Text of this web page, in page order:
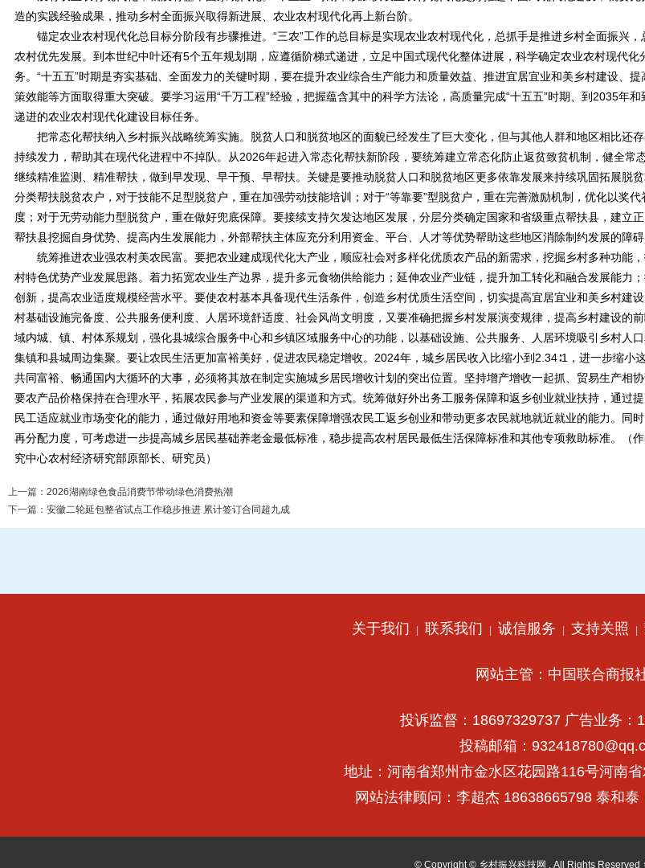
造的实践经验成果，推动乡村全面振兴取得新进展、农业农村现代化再上新台阶。
锚定农业农村现代化总目标分阶段有步骤推进。“三农”工作的总目标是实现农业农村现代化，总抓手是推进乡村全面振兴，
农村优先发展。到本世纪中叶还有5个五年规划期，应遵循阶梯式递进，立足中国式现代化整体进展，科学确定农业农村现代化
务。“十五五”时期是夯实基础、全面发力的关键时期，要在提升农业综合生产能力和质量效益、推进宜居宜业和美乡村建设、提
策效能等方面取得重大突破。要学习运用“千万工程”经验，把握蕴含其中的科学方法论，高质量完成“十五五”时期、到2035年
递进的农业农村现代化建设目标任务。
把常态化帮扶纳入乡村振兴战略统筹实施。脱贫人口和脱贫地区的面貌已经发生了巨大变化，但与其他人群和地区相比还
持续发力，帮助其在现代化进程中不掉队。从2026年起进入常态化帮扶新阶段，要统筹建立常态化防止返贫致贫机制，健全常
继续精准监测、精准帮扶，做到早发现、早干预、早帮扶。关键是要推动脱贫人口和脱贫地区更多依靠发展来持续巩固拓展脱
分类帮扶脱贫农户，对于技能不足型脱贫户，重在加强劳动技能培训；对于“等靠要”型脱贫户，重在完善激励机制，优化以奖代
度；对于无劳动能力型脱贫户，重在做好兜底保障。要接续支持欠发达地区发展，分层分类确定国家和省级重点帮扶县，建立
帮扶县挖掘自身优势、提高内生发展能力，外部帮扶主体应充分利用资金、平台、人才等优势帮助这些地区消除制约发展的障碍
统筹推进农业强农村美农民富。要把农业建成现代化大产业，顺应社会对多样化优质农产品的新需求，挖掘乡村多种功能
村特色优势产业发展思路。着力拓宽农业生产边界，提升多元食物供给能力；延伸农业产业链，提升加工转化和融合发展能力
创新，提高农业适度规模经营水平。要使农村基本具备现代生活条件，创造乡村优质生活空间，切实提高宜居宜业和美乡村建
村基础设施完备度、公共服务便利度、人居环境舒适度、社会风尚文明度，又要准确把握乡村发展演变规律，提高乡村建设的
域内城、镇、村体系规划，强化县城综合服务中心和乡镇区域服务中心的功能，以基础设施、公共服务、人居环境吸引乡村人口
集镇和县城周边集聚。要让农民生活更加富裕美好，促进农民稳定增收。2024年，城乡居民收入比缩小到2.34∶1，进一步缩小
共同富裕、畅通国内大循环的大事，必须将其放在制定实施城乡居民增收计划的突出位置。坚持增产增收一起抓、贸易生产相
要农产品价格保持在合理水平，拓展农民参与产业发展的渠道和方式。统筹做好外出务工服务保障和返乡创业就业扶持，通过
民工适应就业市场变化的能力，通过做好用地和资金等要素保障增强农民工返乡创业和带动更多农民就地就近就业的能力。同
再分配力度，可考虑进一步提高城乡居民基础养老金最低标准，稳步提高农村居民最低生活保障标准和其他专项救助标准。（
究中心农村经济研究部原部长、研究员）
上一篇： 2026湖南绿色食品消费节带动绿色消费热潮
下一篇： 安徽二轮延包整省试点工作稳步推进 累计签订合同超九成
关于我们 联系我们 诚信服务 支持关照
网站主管：中国联合商报
投诉监督：18697329737 广告业务：
投稿邮箱：
地址：河南省郑州市金水区花园路116号河南
网站法律顾问：李超杰 18638665798 泰和
© Copyright © 乡村振兴科技网 , All Rights Reserved